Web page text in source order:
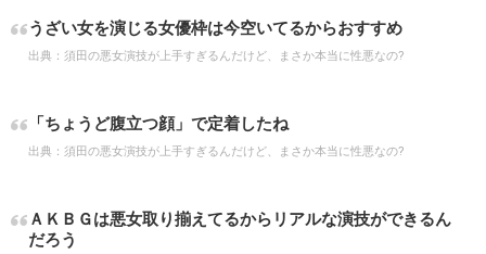
うざい女を演じる女優枠は今空いてるからおすすめ
出典： 須田の悪女演技が上手すぎるんだけど、まさか本当に性悪なの?
「ちょうど腹立つ顔」で定着したね
出典： 須田の悪女演技が上手すぎるんだけど、まさか本当に性悪なの?
ＡＫＢＧは悪女取り揃えてるからリアルな演技ができるん
だろう